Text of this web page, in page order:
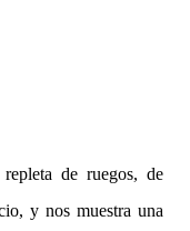
de ruegos, de
y nos muestra una